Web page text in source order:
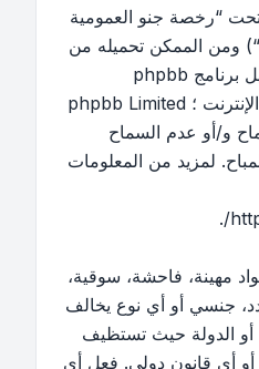
“رخصة جنو العمومية
.يسهل برنامج phpbb
المناقشات القائمة على الإنترنت ؛ phpbb Limited
و/أو عدم السماح
لمزيد من المعلومات
.
مهينة، فاحشة، سوقية،
جنسي أو أي نوع يخالف
أو الدولة حيث تستظيف
أو أي قانون دولي. فعل أي